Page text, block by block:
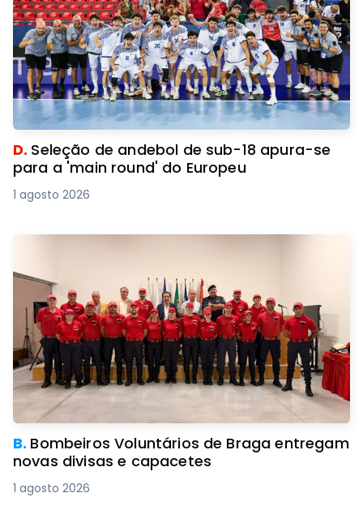
D. Seleção de andebol de sub-18 apura-se
para a 'main round' do Europeu
1 agosto 2026
B. Bombeiros Voluntários de Braga entregam
novas divisas e capacetes
1 agosto 2026